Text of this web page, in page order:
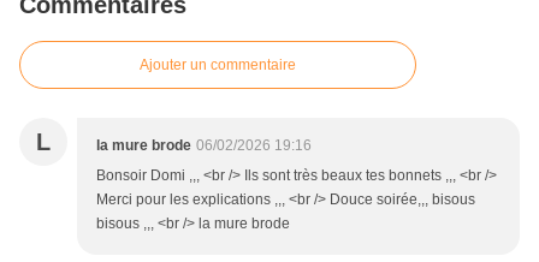
Ajouter un commentaire
L la mure brode 06/02/2026 19:16
Bonsoir Domi ,,, <br /> Ils sont très beaux tes bonnets ,,, <br />
Merci pour les explications ,,, <br /> Douce soirée,,, bisous
bisous ,,, <br /> la mure brode